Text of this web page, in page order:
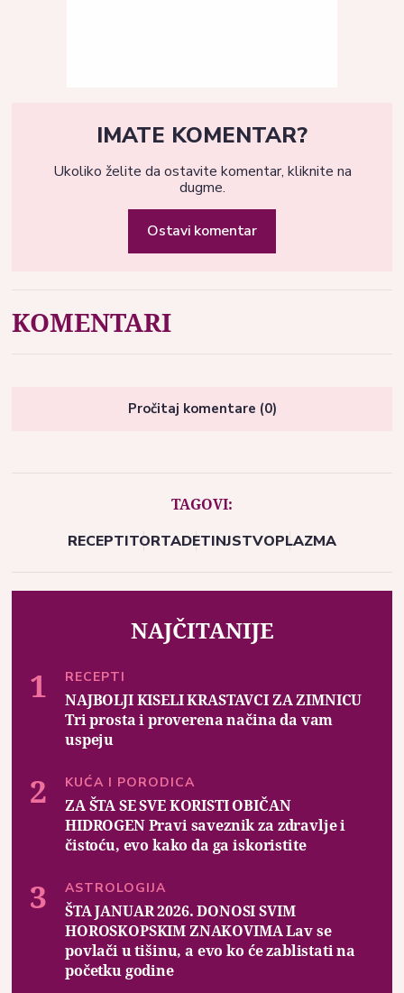
IMATE KOMENTAR?
Ukoliko želite da ostavite komentar, kliknite na
dugme.
Ostavi komentar
KOMENTARI
Pročitaj komentare (0)
TAGOVI:
RECEPTITORTADETINJSTVOPLAZMA
NAJČITANIJE
RECEPTI
NAJBOLJI KISELI KRASTAVCI ZA ZIMNICU
Tri prosta i proverena načina da vam
uspeju
KUĆA I PORODICA
ZA ŠTA SE SVE KORISTI OBIČAN
HIDROGEN Pravi saveznik za zdravlje i
čistoću, evo kako da ga iskoristite
ASTROLOGIJA
ŠTA JANUAR 2026. DONOSI SVIM
HOROSKOPSKIM ZNAKOVIMA Lav se
povlači u tišinu, a evo ko će zablistati na
početku godine